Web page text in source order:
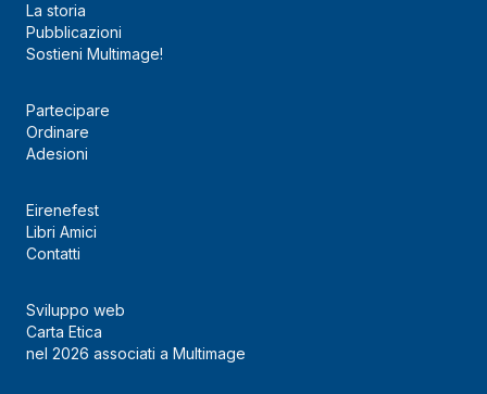
La storia
Pubblicazioni
Sostieni Multimage!
Partecipare
Ordinare
Adesioni
Eirenefest
Libri Amici
Contatti
Sviluppo web
Carta Etica
nel 2026 associati a Multimage